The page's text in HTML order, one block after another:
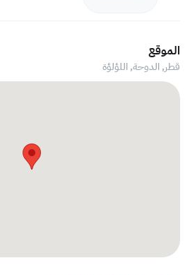
الموقع
قطر, الدوحة,اللؤلؤة